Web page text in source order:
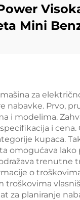
Mini
za
nabavke. Prvo,
i modelima.
i
kupaca.
omogućava lako
trenutne
o
troškovima
za planiranje